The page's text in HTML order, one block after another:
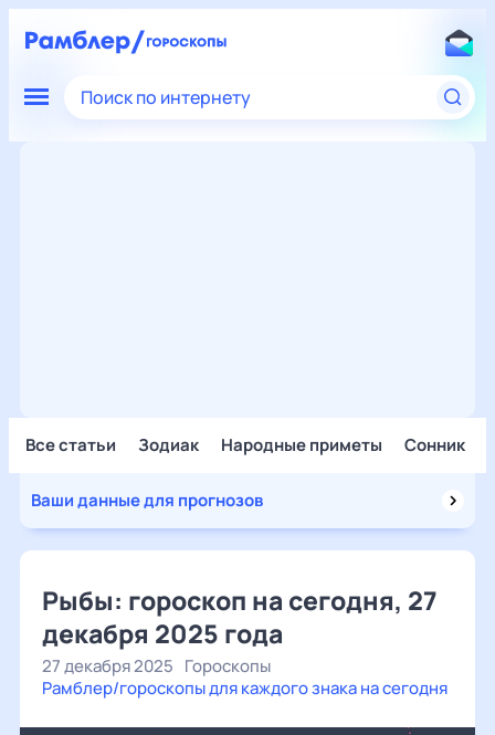
Поиск по интернету
Все статьи Зодиак Народные приметы Сонник
Ваши данные для прогнозов
Рыбы: гороскоп на сегодня, 27
декабря 2025 года
27 декабря 2025 Гороскопы
Рамблер/гороскопы для каждого знака на сегодня